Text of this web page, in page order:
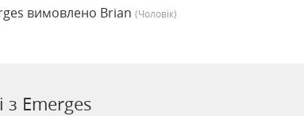
вимовлено Brian (чоловік)
з Emerges